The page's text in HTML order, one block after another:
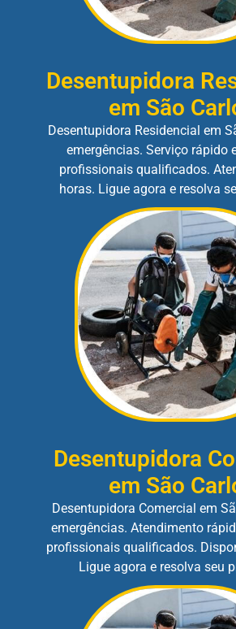
Desentupidora
em São
Desentupidora Residencial em
emergências. Serviço rápido
profissionais qualificados.
horas. Ligue agora e resolva
Desentupidora
em São
Desentupidora Comercial em
emergências. Atendimento
profissionais qualificados.
Ligue agora e resolva seu